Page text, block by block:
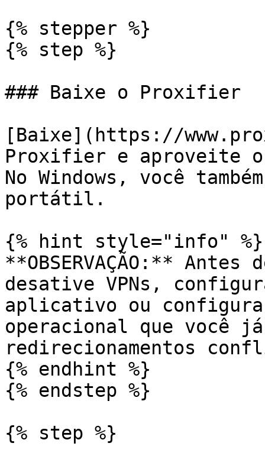
{% stepper %}
{% step %}
### Baixe o Proxifier
[Baixe](https://
Proxifier e aproveite
No Windows, você
portátil.
{% hint style="info" %}
**OBSERVAÇÃO:**
desative VPNs,
aplicativo ou
operacional que você
redirecionamentos
{% endhint %}
{% endstep %}
{% step %}